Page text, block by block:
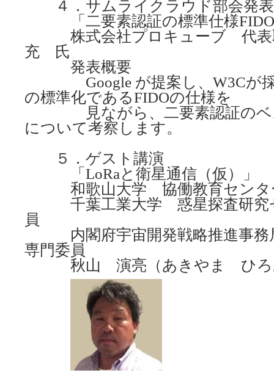
４．サムライクラウド部会発表
「二要素認証の標準仕様FIDO
株式会社プロキューブ 代表
充 氏
発表概要
Google が提案し、W3Cが採
の標準化であるFIDOの仕様を
見ながら、二要素認証のベ
について考察します。
５．ゲスト講演
「LoRaと衛星通信（仮）」
和歌山大学 協働教育センタ
千葉工業大学 惑星探査研究
員
内閣府宇宙開発戦略推進事務
専門委員
秋山 演亮（あきやま ひろ